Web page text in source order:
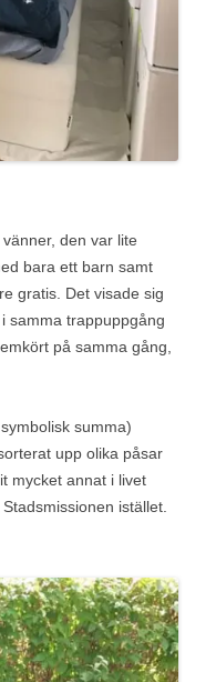
den var lite
bara ett barn samt
gratis. Det visade sig
samma trappuppgång
på samma gång,
summa)
upp olika påsar
mycket annat i livet
istället.